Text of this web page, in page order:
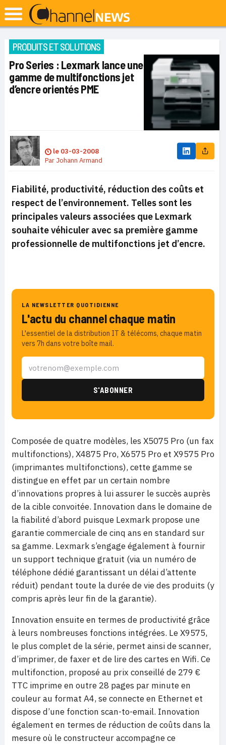
PRODUITS ET SOLUTIONS
Pro Series : Lexmark lance une
gamme de multifonctions jet
d’encre orientés PME
le 03-03-2008
Par Johann Armand
Fiabilité, productivité, réduction des coûts et
respect de l’environnement. Telles sont les
principales valeurs associées que Lexmark
souhaite véhiculer avec sa première gamme
professionnelle de multifonctions jet d’encre.
LA NEWSLETTER QUOTIDIENNE
L'actu du channel chaque matin
L'essentiel de la distribution IT & télécoms, chaque matin
vers 7h dans votre boîte mail.
Composée de quatre modèles, les X5075 Pro (un fax
multifonctions), X4875 Pro, X6575 Pro et X9575 Pro
(imprimantes multifonctions), cette gamme se
distingue en effet par un certain nombre
d’innovations propres à lui assurer le succès auprès
de la cible convoitée. Innovation dans le domaine de
la fiabilité d’abord puisque Lexmark propose une
garantie commerciale de cinq ans en standard sur
sa gamme. Lexmark s’engage également à fournir
un support technique gratuit (via un numéro de
téléphone dédié garantissant un délai d’attente
réduit) pendant toute la durée de vie des produits (y
compris après leur fin de la garantie).
Innovation ensuite en termes de productivité grâce
à leurs nombreuses fonctions intégrées. Le X9575,
le plus complet de la série, permet ainsi de scanner,
d’imprimer, de faxer et de lire des cartes en Wifi. Ce
multifonction, proposé au prix conseillé de 279 €
TTC imprime en outre 28 pages par minute en
couleur au format A4, se connecte en Ethernet et
dispose d’une fonction scan-to-email. Innovation
également en termes de réduction de coûts dans la
mesure où le constructeur accompagne ce